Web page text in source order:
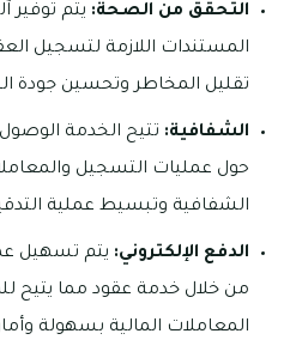
التحقق من الصحة: يتم توفير
المستندات اللازمة لتسجيل
تقليل المخاطر وتحسين جودة
الشفافية: تتيح الخدمة
حول عمليات التسجيل
الشفافية وتبسيط عملية
الدفع الإلكتروني: يتم تسهيل
من خلال خدمة عقود مما يتيح
المعاملات المالية بسهولة